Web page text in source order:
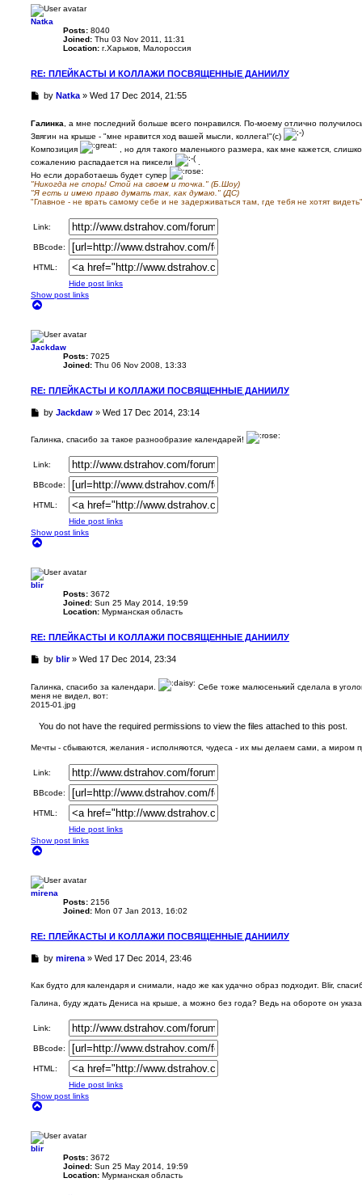
Natka
Posts: 8040
Joined: Thu 03 Nov 2011, 11:31
Location: г.Харьков, Малороссия
RE: ПЛЕЙКАСТЫ И КОЛЛАЖИ ПОСВЯЩЕННЫЕ ДАНИИЛУ
U
e
a
d
p
o
s
t
by Natka» Wed 17 Dec 2014, 21:55
Галинка , а мне последний больше всего понравился. По-моему отлично
Звягин на крыше - "мне нравится ход вашей мысли, коллега!"(с)
Композиция
, но для такого маленького размера, как мне кажется,
сожалению распадается на пиксели
Но если доработаешь будет супер
"Никогда не спорь! Стой на своем и точка." (Б.Шоу)
"Я есть и имею право думать так, как думаю." (ДС)
"Главное - не врать самому себе и не задерживаться там, где тебя не хотят
Link:
BBcode:
HTML:
Hide post links
Show post links
Jackdaw
Posts: 7025
Joined: Thu 06 Nov 2008, 13:33
RE: ПЛЕЙКАСТЫ И КОЛЛАЖИ ПОСВЯЩЕННЫЕ ДАНИИЛУ
U
e
d
o
s
by Jackdaw» Wed 17 Dec 2014, 23:14
Галинка, спасибо за такое разнообразие календарей!
Link:
BBcode:
HTML:
Hide post links
Show post links
blir
Posts: 3672
Joined: Sun 25 May 2014, 19:59
Location: Мурманская область
RE: ПЛЕЙКАСТЫ И КОЛЛАЖИ ПОСВЯЩЕННЫЕ ДАНИИЛУ
U
e
a
p
s
by blir» Wed 17 Dec 2014, 23:34
Галинка, спасибо за календари.
Себе тоже малюсенький сделала в
меня не видел, вот:
2015-01.jpg
You do not have the required permissions to view the files attached to this post.
Мечты - сбываются, желания - исполняются, чудеса - их мы делаем сами, а миром
Link:
BBcode:
HTML:
Hide post links
Show post links
mirena
Posts: 2156
Joined: Mon 07 Jan 2013, 16:02
RE: ПЛЕЙКАСТЫ И КОЛЛАЖИ ПОСВЯЩЕННЫЕ ДАНИИЛУ
U
e
a
p
s
by mirena» Wed 17 Dec 2014, 23:46
Как будто для календаря и снимали, надо же как удачно образ подходит. Blir,
Галина, буду ждать Дениса на крыше, а можно без года? Ведь на обороте он
Link:
BBcode:
HTML:
Hide post links
Show post links
blir
Posts: 3672
Joined: Sun 25 May 2014, 19:59
Location: Мурманская область